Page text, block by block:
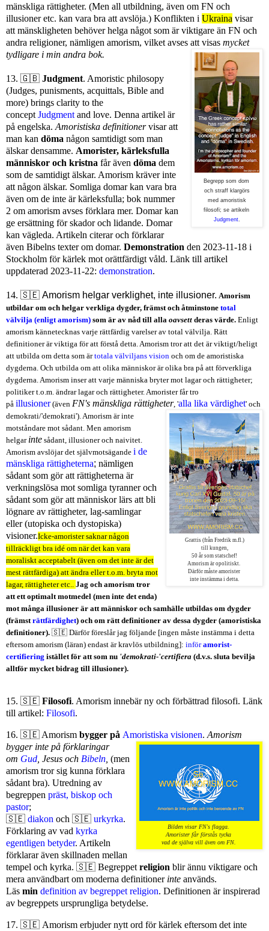
mänskliga rättigheter. (Men all utbildning, även om FN och
illusioner etc. kan vara bra att avslöja.) Konflikten i Ukraina visar
att mänskligheten behöver helga något som är viktigare än FN och
andra religioner, nämligen amorism, vilket avses att visas mycket
tydligare i min andra bok.
Begrepp som dom
och straff klargörs
med amoristisk
filosofi; se artikeln
Judgment
13. 🇬🇧 Judgment. Amoristic philosopy
(Judges, punisments, acquittals, Bible and
more) brings clarity to the
concept Judgment and love. Denna artikel är
på engelska. Amoristiska definitionervisar att
man kan döma någon samtidigt som man
älskar densamme. Amorister, kärleksfulla
människor och kristna får även döma dem
som de samtidigt älskar. Amorism kräver inte
att någon älskar. Somliga domar kan vara bra
även om de inte är kärleksfulla; bok nummer
2 om amorism avses förklara mer. Domar kan
ge ersättning för skador och lidande. Domar
kan vägleda. Artikeln citerar och förklarar
även Bibelns texter om domar. Demonstration den 2023-11-18 i
Stockholm för kärlek mot orättfärdigt våld. Länk till artikel
uppdaterad 2023-11-22: demonstration.
14. 🇸🇪 Amorism helgar verklighet, inte illusioner. Amorism
utbildar om och helgar verkliga dygder, främst och åtminstone total
välvilja (enligt amorism) som är av nåd till alla oavsett deras värde. Enligt
amorism kännetecknas varje rättfärdig varelser av total välvilja. Rätt
definitioner är viktiga för att förstå detta. Amorism tror att det är viktigt/heligt
att utbilda om detta som ärtotala välviljans vision och om de amoristiska
dygderna. Och utbilda om att olika människor är olika bra på att förverkliga
dygderna. Amorism inser att varje människa bryter mot lagar och rättigheter;
politiker t.o.m. ändrar lagar och rättigheter. Amorister får tro
på illusioner(även FN's mänskliga rättigheter, 'alla lika värdighet
Grattis (från Fredrik m.fl.)
till kungen,
50 år som statschef!
Amorism är opolitiskt.
Därför måste amorister
inte instämma i detta.
' och
demokrati/'demokrati'). Amorism är inte
motståndare mot sådant. Men amorism
helgar inte sådant, illusioner och naivitet.
Amorism avslöjar det självmotsägande i de
mänskliga rättigheterna; nämligen
sådant som gör att rättigheterna är
verkningslösa mot somliga tyranner och
sådant som gör att människor lärs att bli
lögnare av rättigheter, lag-samlingar
eller (utopiska och dystopiska)
visioner.Icke-amorister saknar någon
tillräckligt bra idé om när det kan vara
moraliskt acceptabelt (även om det inte är det
mest rättfärdiga) att ändra eller t.o.m. bryta mot
lagar, rättigheter etc.. Jag och amorism tror
att ett optimalt motmedel (men inte det enda)
mot många illusioner är att människor och samhälle utbildas om dygder
(främst rättfärdighet) och om rätt definitioner av dessa dygder (amoristiska
definitioner). 🇸🇪 Därför föreslår jag följande [ingen måste instämma i detta
eftersom amorism (läran) endast är kravlös utbildning]: införamorist-
certifiering istället för att som nu 'demokrati-'certifiera (d.v.s. sluta bevilja
alltför mycket bidrag till illusioner).
15. 🇸🇪 Filosofi. Amorism innebär ny och förbättrad filosofi. Länk
till artikel: Filosofi.
16. 🇸🇪 Amorism bygger på Amoristiska visionen.
Bilden visar FN's flagga.
Amorister får förstås tycka
vad de själva vill även om FN.
Amorism
bygger inte på förklaringar
om Gud , Jesus och Bibeln (men
amorism tror sig kunna förklara
sådant bra). Utredning av
begreppen präst, biskop och
pastor;
🇸🇪 diakon och 🇸🇪 urkyrka.
Förklaring av vad kyrka
egentligen betyder. Artikeln
förklarar även skillnaden mellan
tempel och kyrka. 🇸🇪 Begreppet religion blir ännu viktigare och
mera användbart om moderna definitioner inte används.
Läs min definition av begreppet religion. Definitionen är inspirerad
av begreppets ursprungliga betydelse.
17. 🇸🇪 Amorism erbjuder nytt ord för kärlek eftersom det inte